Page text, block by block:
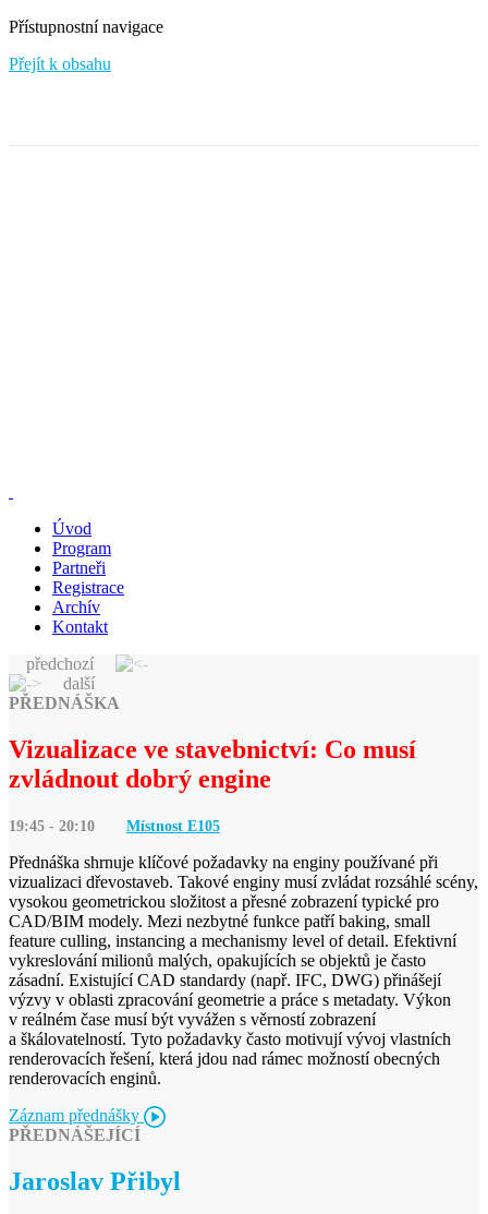
Přístupnostní navigace
Přejít k obsahu
Úvod
Program
Partneři
Registrace
Archív
Kontakt
předchozí
další
PŘEDNÁŠKA
Vizualizace ve stavebnictví: Co musí
zvládnout dobrý engine
19:45 - 20:10 Místnost E105
Přednáška shrnuje klíčové požadavky na enginy používané při
vizualizaci dřevostaveb. Takové enginy musí zvládat rozsáhlé scény,
vysokou geometrickou složitost a přesné zobrazení typické pro
CAD/BIM modely. Mezi nezbytné funkce patří baking, small
feature culling, instancing a mechanismy level of detail. Efektivní
vykreslování milionů malých, opakujících se objektů je často
zásadní. Existující CAD standardy (např. IFC, DWG) přinášejí
výzvy v oblasti zpracování geometrie a práce s metadaty. Výkon
v reálném čase musí být vyvážen s věrností zobrazení
a škálovatelností. Tyto požadavky často motivují vývoj vlastních
renderovacích řešení, která jdou nad rámec možností obecných
renderovacích enginů.
Záznam přednášky
PŘEDNÁŠEJÍCÍ
Jaroslav Přibyl